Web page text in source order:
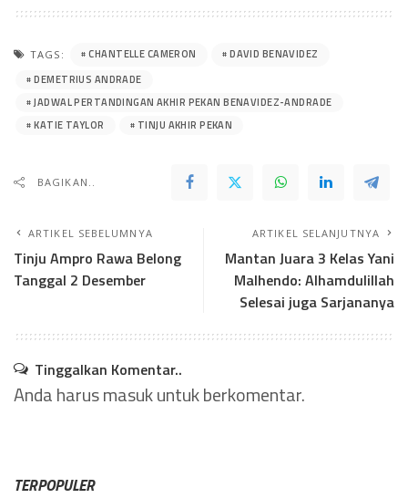
TAGS: CHANTELLE CAMERON
DAVID BENAVIDEZ
DEMETRIUS ANDRADE
JADWAL PERTANDINGAN AKHIR PEKAN BENAVIDEZ-ANDRADE
KATIE TAYLOR
TINJU AKHIR PEKAN
BAGIKAN..
ARTIKEL SEBELUMNYA
Tinju Ampro Rawa Belong
Tanggal 2 Desember
ARTIKEL SELANJUTNYA
Mantan Juara 3 Kelas Yani
Malhendo: Alhamdulillah
Selesai juga Sarjananya
Tinggalkan Komentar..
Anda harusmasukuntuk berkomentar.
TERPOPULER